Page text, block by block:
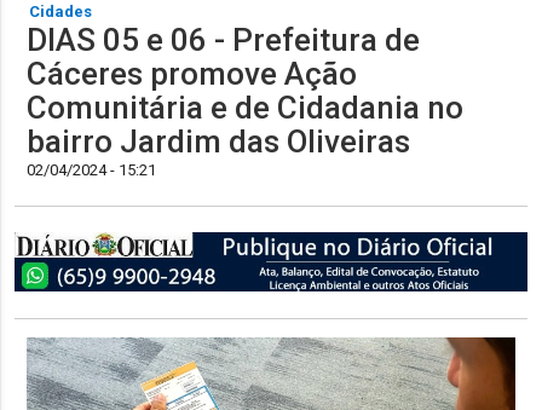
Cidades
DIAS 05 e 06 - Prefeitura de
Cáceres promove Ação
Comunitária e de Cidadania no
bairro Jardim das Oliveiras
02/04/2024 - 15:21